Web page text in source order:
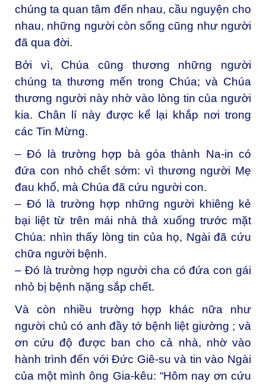
chúng ta quan tâm đến nhau, cầu nguyện cho
nhau, những người còn sống cũng như người
đã qua đời.
Bởi vì, Chúa cũng thương những người
chúng ta thương mến trong Chúa; và Chúa
thương người này nhờ vào lòng tin của người
kia. Chân lí này được kể lại khắp nơi trong
các Tin Mừng.
– Đó là trường hợp bà góa thành Na-in có
đứa con nhỏ chết sớm: vì thương người Mẹ
đau khổ, mà Chúa đã cứu người con.
– Đó là trường hợp những người khiêng kẻ
bại liệt từ trên mái nhà thả xuống trước mặt
Chúa: nhìn thấy lòng tin của họ, Ngài đã cứu
chữa người bệnh.
– Đó là trường hợp người cha có đứa con gái
nhỏ bị bệnh nặng sắp chết.
Và còn nhiều trường hợp khác nữa như
người chủ có anh đầy tớ bệnh liệt giường ; và
ơn cứu độ được ban cho cả nhà, nhờ vào
hành trình đến với Đức Giê-su và tin vào Ngài
của một mình ông Gia-kêu: “Hôm nay ơn cứu